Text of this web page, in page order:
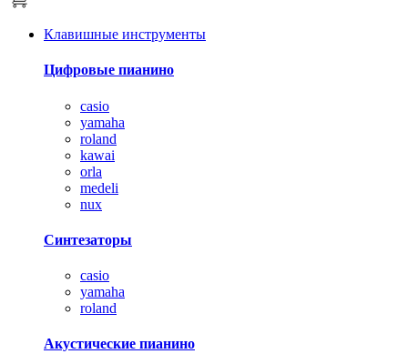
Клавишные инструменты
Цифровые пианино
casio
yamaha
roland
kawai
orla
medeli
nux
Синтезаторы
casio
yamaha
roland
Акустические пианино